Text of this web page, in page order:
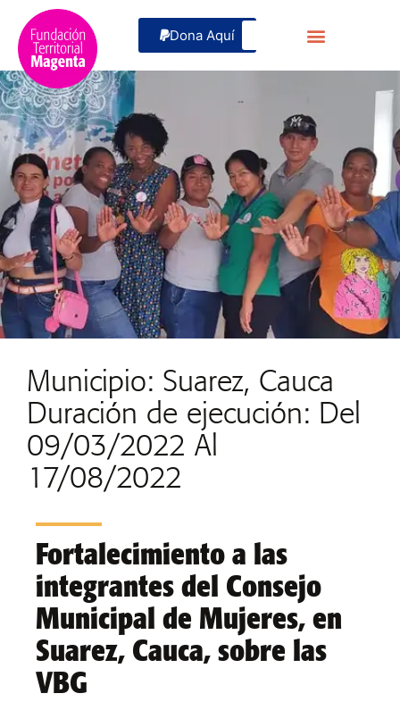
Dona Aquí
Municipio: Suarez, Cauca
Duración de ejecución: Del
09/03/2022 Al
17/08/2022
Fortalecimiento a las
integrantes del Consejo
Municipal de Mujeres, en
Suarez, Cauca, sobre las
VBG